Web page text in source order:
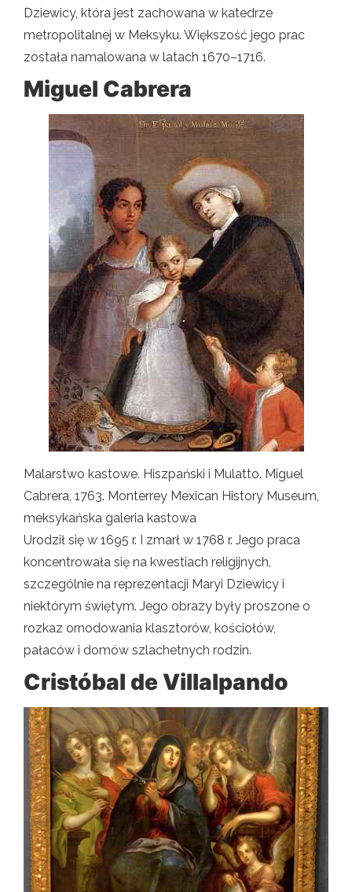
Dziewicy, która jest zachowana w katedrze
metropolitalnej w Meksyku. Większość jego prac
została namalowana w latach 1670–1716.
Miguel Cabrera
Malarstwo kastowe. Hiszpański i Mulatto. Miguel
Cabrera, 1763. Monterrey Mexican History Museum,
meksykańska galeria kastowa
Urodził się w 1695 r. I zmarł w 1768 r. Jego praca
koncentrowała się na kwestiach religijnych,
szczególnie na reprezentacji Maryi Dziewicy i
niektórym świętym. Jego obrazy były proszone o
rozkaz ornodowania klasztorów, kościołów,
pałaców i domów szlachetnych rodzin.
Cristóbal de Villalpando